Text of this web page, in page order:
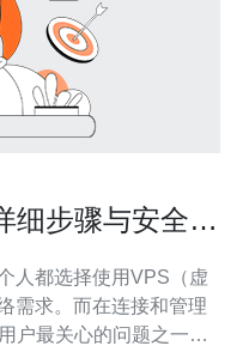
细步骤与安全建
人都选择使用VPS（虚
需求。而在连接和管理
户最关心的问题之一。